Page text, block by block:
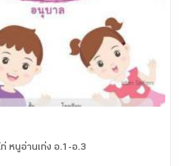
หนูอ่านเก่ง อ.1-อ.3